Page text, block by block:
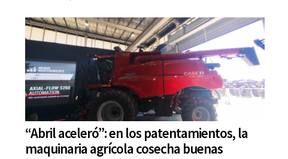
“Abril aceleró”: en los patentamientos, la
maquinaria agrícola cosecha buenas